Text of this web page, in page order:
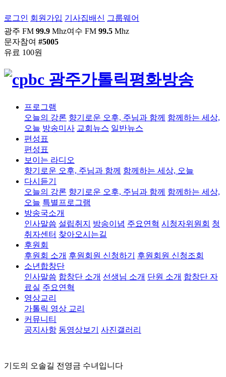
로그인 회원가입 기사집배신 그룹웨어
광주 FM 99.9 Mhz여수 FM 99.5 Mhz
문자참여 #5005
유료 100원
프로그램
오늘의 강론 향기로운 오후, 주님과 함께 함께하는 세상,
오늘 방송미사 교회뉴스 일반뉴스
편성표
편성표
보이는 라디오
향기로운 오후, 주님과 함께 함께하는 세상, 오늘
다시듣기
오늘의 강론 향기로운 오후, 주님과 함께 함께하는 세상,
오늘 특별프로그램
방송국소개
인사말씀 설립취지 방송이념 주요연혁 시청자위원회 청
취자센터 찾아오시는길
후원회
후원회 소개 후원회원 신청하기
후원회원 신청조회
소년합창단
인사말씀 합창단 소개 선생님 소개 단원 소개 합창단 자
료실 주요연혁
영상교리
가톨릭 영상 교리
커뮤니티
공지사항 동영상보기 사진갤러리
기도의 오솔길 전영금 수녀입니다